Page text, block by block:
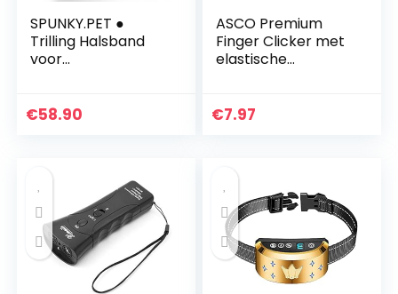
SPUNKY.PET ●
Trilling Halsband
voor
Oplaadbaar ●
Trainingsmodi:
Geluid en Trilling
(SP201-2)
€58.90
ASCO Premium
Finger Clicker met
elastische
Hond Puppy Kat
€7.97